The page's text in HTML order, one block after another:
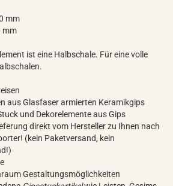
mm
mm
ist eine Halbschale. Für eine volle
aus Glasfaser armierten Keramikgips
und Dekorelemente aus Gips
direkt vom Hersteller zu Ihnen nach
(kein Paketversand, kein
Gestaltungsmöglichkeiten